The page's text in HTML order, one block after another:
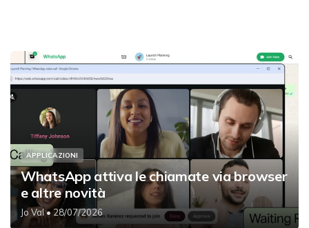
APPLICAZIONI
WhatsApp attiva le chiamate via browser
e altre novità
Jo Val• 28/07/2026